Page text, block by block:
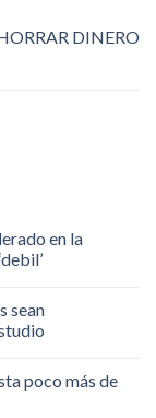
DINERO
en la
sean
poco más de